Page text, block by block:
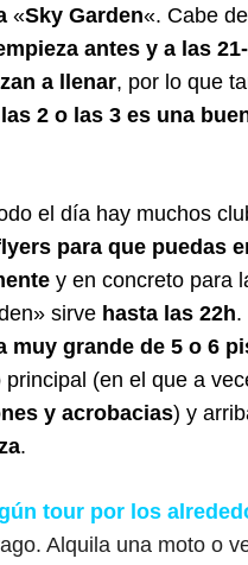
«Sky Garden«. Cabe
antes y a las
a llenar, por lo que
2 o las 3 es una
el día hay muchos
para que puedas
y en concreto para
sirve hasta las 22h.
muy grande de 5 o 6
principal (en el que a
y acrobacias) y
.
tour por los
Alquila una moto o